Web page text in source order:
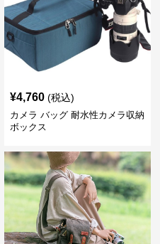
¥4,760 (税込)
カメラ バッグ 耐水性カメラ収納
ボックス